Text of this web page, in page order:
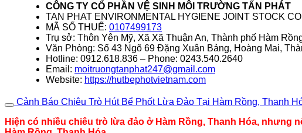
CÔNG TY CỔ PHẦN VỆ SINH MÔI TRƯỜNG TẤN PHÁT
TAN PHAT ENVIRONMENTAL HYGIENE JOINT STOCK
MÃ SỐ THUẾ: 0107499173
Trụ sở: Thôn Yên Mỹ, Xã Xã Thuận An, Thành phố Hàm
Văn Phòng: Số 43 Ngõ 69 Đặng Xuân Bảng, Hoàng Mai,
Hotline: 0912.618.836 – Phone: 0243.540.2640
Email: moitruongtanphat247@gmail.com
Website: https://hutbephotvietnam.com
Cảnh Báo Chiêu Trò Hút Bể Phốt Lừa Đảo Tại Hàm Rồng, Thanh
Hiện có nhiều chiêu trò lừa đảo ở Hàm Rồng, Thanh Hóa, nhưng